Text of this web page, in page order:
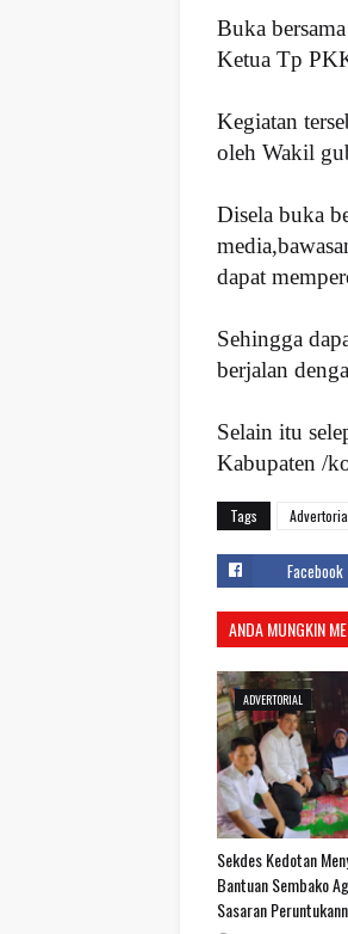
Buka
Ketua Tp
Kegiatan
oleh Wakil
Disela buka
dapat
Sehingga
berjalan
Selain itu
Kabupaten /
Tags
Facebook
ANDA MUNGKIN
ADVERTORIAL
Sekdes Kedotan
Bantuan Sembako
Sasaran